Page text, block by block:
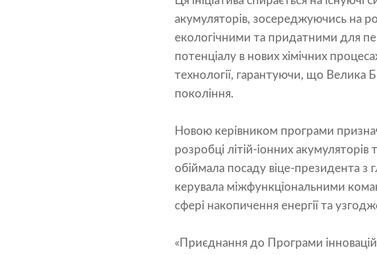
акумуляторів, зосереджуючись на
екологічними та придатними для
потенціалу в нових хімічних
технології, гарантуючи, що Велика
покоління.
Новою керівником програми
розробці літій-іонних
обіймала посаду віце-президента з
керувала міжфункціональними
сфері накопичення енергії та
«Приєднання до Програми